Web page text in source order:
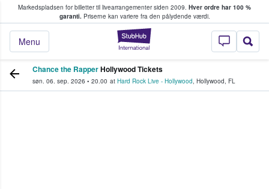
Markedspladsen for billetter til livearrangementer siden 2009. Hver ordre har 100 %
garanti.Priserne kan variere fra den pålydende værdi.
StubHub - Hvor
Menu
køber og sælger billetter
Chance the RapperHollywood Tickets
søn. 06. sep. 2026 • 20.00 at Hard Rock Live - Hollywood, Hollywood, FL